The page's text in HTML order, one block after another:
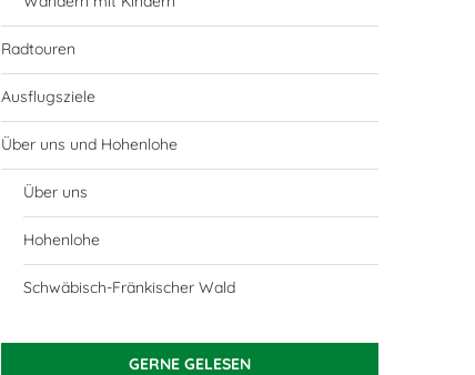
Radtouren
Ausflugsziele
Über uns und Hohenlohe
Über uns
Hohenlohe
Schwäbisch-Fränkischer Wald
GERNE GELESEN